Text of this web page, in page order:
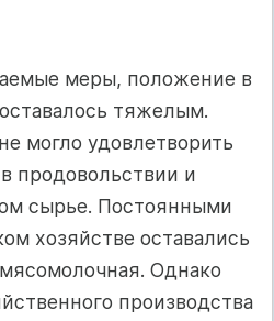
меры, положение в
тяжелым.
могло удовлетворить
продовольствии и
сырье. Постоянными
хозяйстве оставались
Однако
производства